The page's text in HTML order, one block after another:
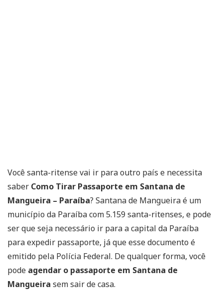
Você santa-ritense vai ir para outro país e necessita
saber Como Tirar Passaporte em Santana de
Mangueira – Paraíba? Santana de Mangueira é um
município da Paraíba com 5.159 santa-ritenses, e pode
ser que seja necessário ir para a capital da Paraíba
para expedir passaporte, já que esse documento é
emitido pela Polícia Federal. De qualquer forma, você
pode agendar o passaporte em Santana de
Mangueira sem sair de casa.